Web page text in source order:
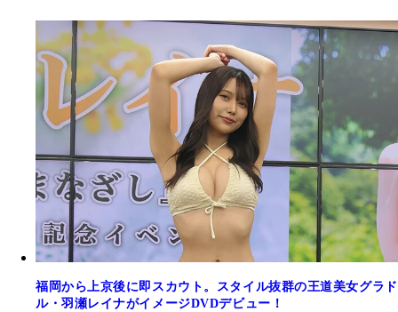
福岡から上京後に即スカウト。スタイル抜群の王道美女グラド
ル・羽瀬レイナがイメージDVDデビュー！